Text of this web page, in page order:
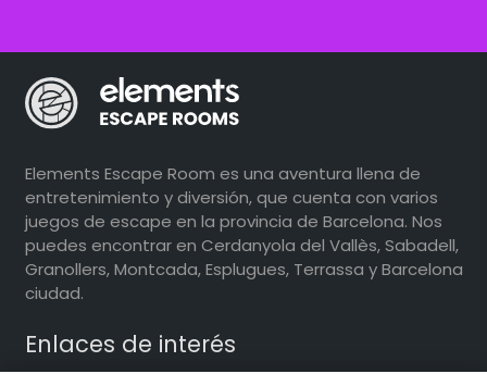
Elements Escape Room es una aventura llena de
entretenimiento y diversión, que cuenta con varios
juegos de escape en la provincia de Barcelona. Nos
puedes encontrar en Cerdanyola del Vallès, Sabadell,
Granollers, Montcada, Esplugues, Terrassa y Barcelona
ciudad.
Enlaces de interés